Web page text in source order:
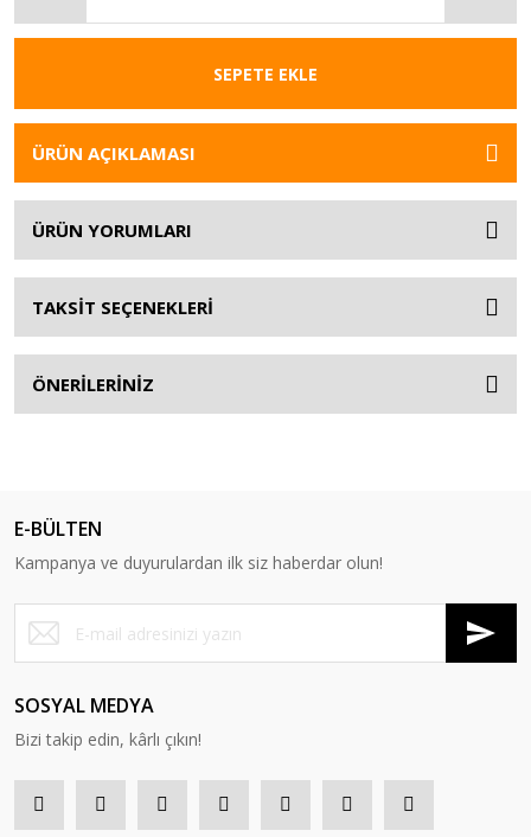
SEPETE EKLE
ÜRÜN AÇIKLAMASI
ÜRÜN YORUMLARI
TAKSİT SEÇENEKLERİ
ÖNERİLERİNİZ
E-BÜLTEN
Kampanya ve duyurulardan ilk siz haberdar olun!
SOSYAL MEDYA
Bizi takip edin, kârlı çıkın!